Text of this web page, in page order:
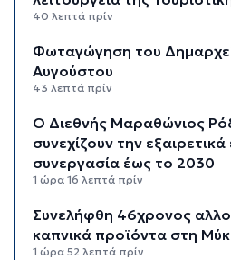
40 λεπτά πρίν
Φωταγώγηση του
Αυγούστου
43 λεπτά πρίν
Ο Διεθνής Μαραθώνιος
συνεχίζουν την
συνεργασία έως το 2030
1 ώρα 16 λεπτά πρίν
Συνελήφθη 46χρονος
καπνικά προϊόντα στη
1 ώρα 52 λεπτά πρίν